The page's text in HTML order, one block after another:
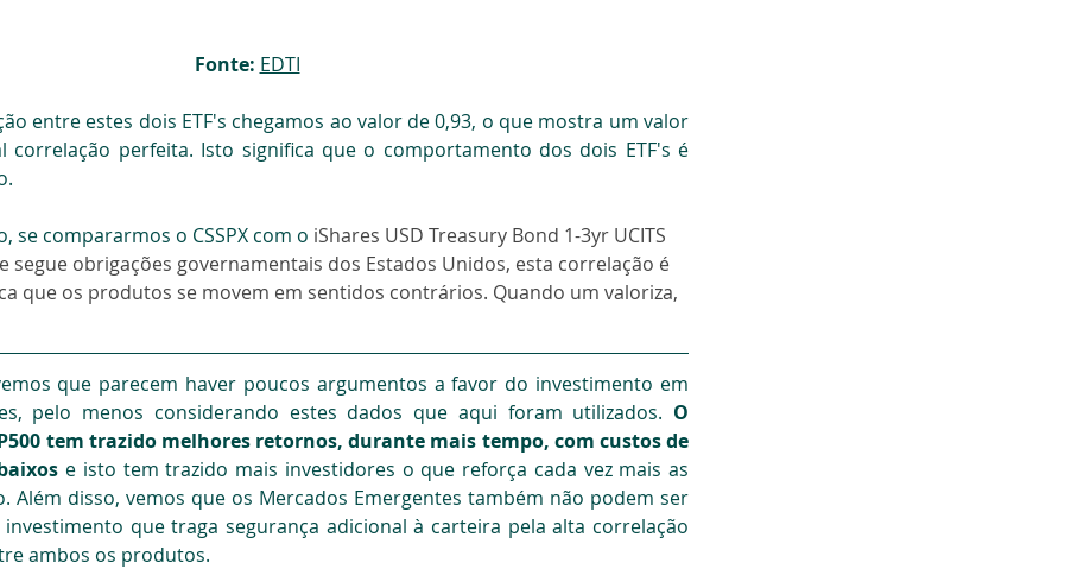
Fonte: EDTI
entre estes dois ETF's chegamos ao valor de 0,93, o que mostra um valor
perfeita. Isto significa que o comportamento dos dois ETF's é
se compararmos o CSSPX com o iShares USD Treasury Bond 1-3yr UCITS
segue obrigações governamentais dos Estados Unidos, esta correlação é
que os produtos se movem em sentidos contrários. Quando um valoriza,
que parecem haver poucos argumentos a favor do investimento em
pelo menos considerando estes dados que aqui foram utilizados. O
tem trazido melhores retornos, durante mais tempo, com custos de
e isto tem trazido mais investidores o que reforça cada vez mais as
Além disso, vemos que os Mercados Emergentes também não podem ser
que traga segurança adicional à carteira pela alta correlação
ambos os produtos.